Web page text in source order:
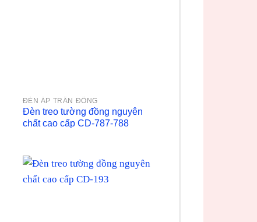
ĐÈN ÁP TRẦN ĐỒNG
Đèn treo tường đồng nguyên
chất cao cấp CD-787-788